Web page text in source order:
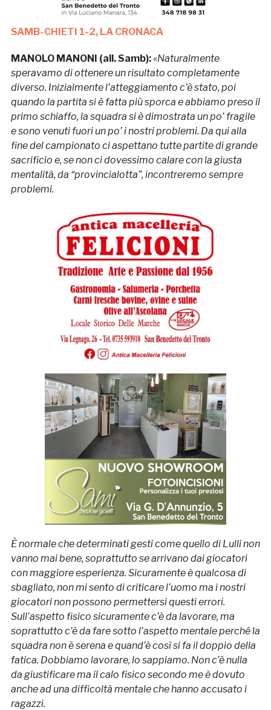
SAMB-CHIETI 1-2, LA CRONACA
MANOLO MANONI (all. Samb):«Naturalmente
speravamo di ottenere un risultato completamente
diverso. Inizialmente l’atteggiamento c’è stato, poi
quando la partita si è fatta più sporca e abbiamo preso il
primo schiaffo, la squadra si è dimostrata un po’ fragile
e sono venuti fuori un po’ i nostri problemi. Da qui alla
fine del campionato ci aspettano tutte partite di grande
sacrificio e, se non ci dovessimo calare con la giusta
mentalità, da “provincialotta”, incontreremo sempre
problemi.
È normale che determinati gesti come quello di Lulli non
vanno mai bene, soprattutto se arrivano dai giocatori
con maggiore esperienza. Sicuramente è qualcosa di
sbagliato, non mi sento di criticare l’uomo ma i nostri
giocatori non possono permettersi questi errori.
Sull’aspetto fisico sicuramente c’è da lavorare, ma
soprattutto c’è da fare sotto l’aspetto mentale perché la
squadra non è serena e quand’è così si fa il doppio della
fatica. Dobbiamo lavorare, lo sappiamo. Non c’è nulla
da giustificare ma il calo fisico secondo me è dovuto
anche ad una difficoltà mentale che hanno accusato i
ragazzi.